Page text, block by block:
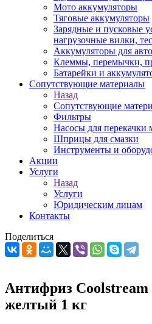
Мото аккумуляторы
Тяговые аккумуляторы
Зарядные и пусковые
нагрузочные вилки,
Аккумуляторы для
Клеммы, перемычки,
Батарейки и
Сопутствующие материалы
Назад
Сопутствующие
Фильтры
Насосы для перекачки
Шприцы для смазки
Инструменты и
Акции
Услуги
Назад
Услуги
Юридическим лицам
Контакты
Поделиться
Антифриз
желтый 1 кг